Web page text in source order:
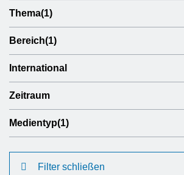
Thema(1)
Bereich(1)
International
Zeitraum
Medientyp(1)
Filter schließen